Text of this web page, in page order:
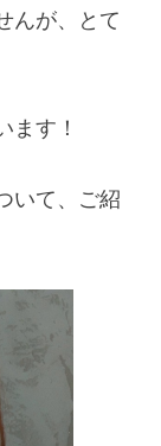
んが、とて
ます！
いて、ご紹